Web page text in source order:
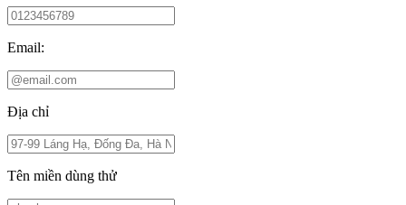
Email:
Địa chỉ
Tên miền dùng thử